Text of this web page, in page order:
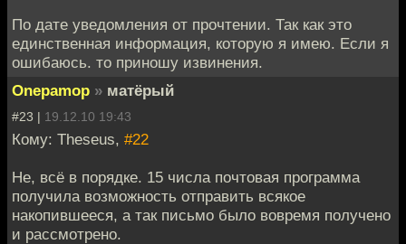
По дате уведомления от прочтении. Так как это
единственная информация, которую я имею. Если я
ошибаюсь. то приношу извинения.
Onepamop » матёрый
#23 | 19.12.10 19:43
Кому: Theseus, #22
Не, всё в порядке. 15 числа почтовая программа
получила возможность отправить всякое
накопившееся, а так письмо было вовремя получено
и рассмотрено.